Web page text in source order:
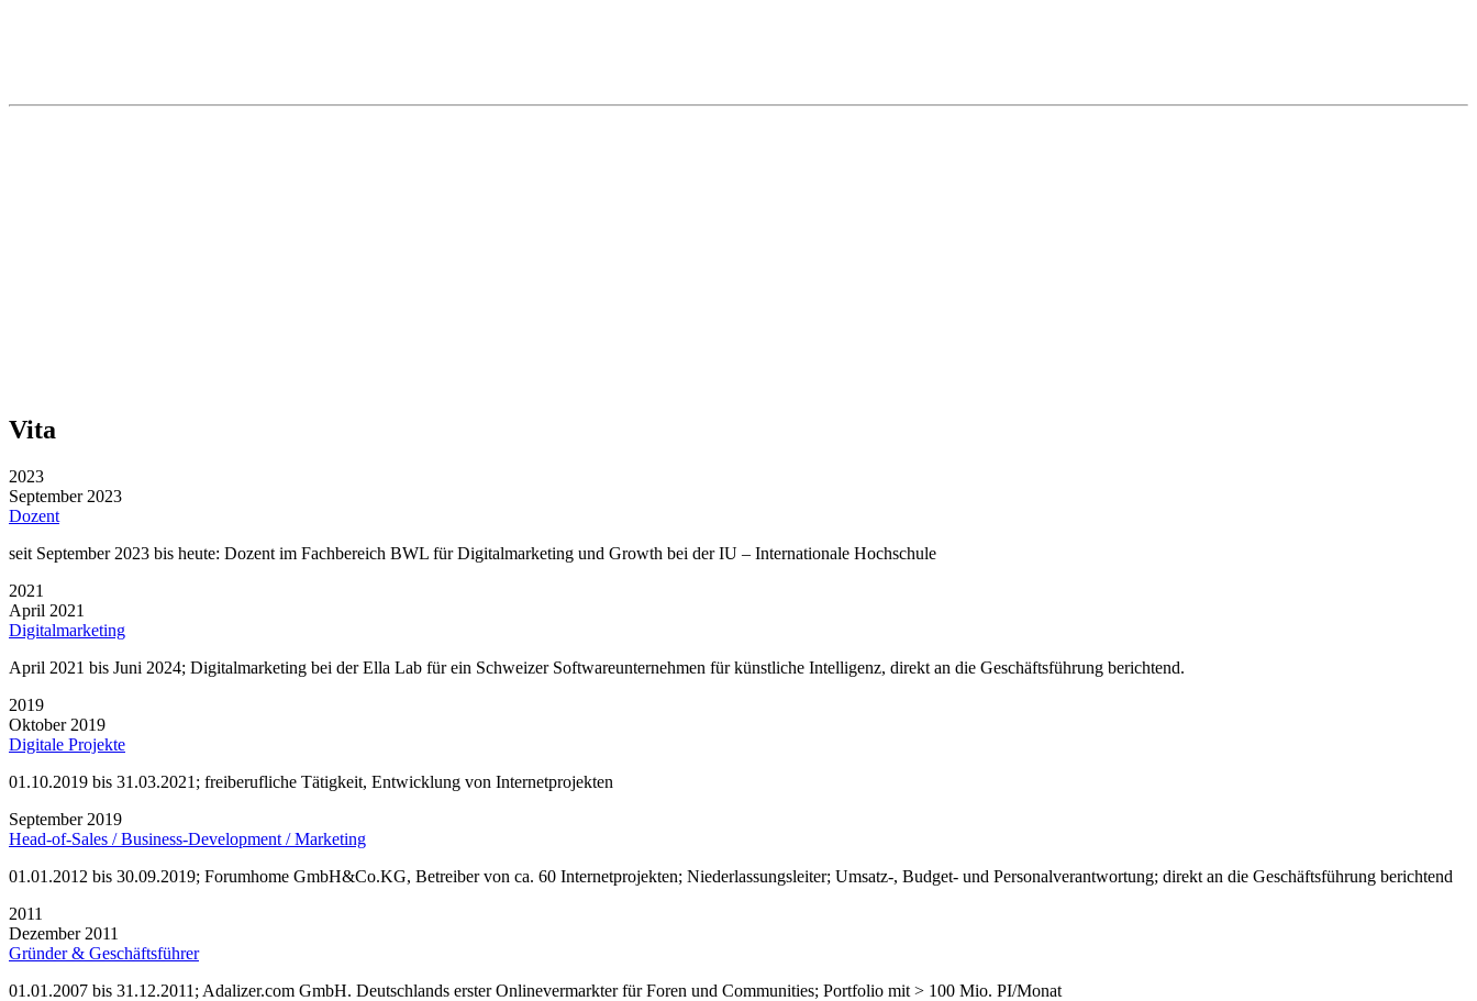
Vita
2023
September 2023
Dozent
seit September 2023 bis heute: Dozent im Fachbereich BWL für Digitalmarketing und Growth bei der IU – Internationale Hochschule
2021
April 2021
Digitalmarketing
April 2021 bis Juni 2024; Digitalmarketing bei der Ella Lab für ein Schweizer Softwareunternehmen für künstliche Intelligenz, direkt an die Geschäftsführung berichtend.
2019
Oktober 2019
Digitale Projekte
01.10.2019 bis 31.03.2021; freiberufliche Tätigkeit, Entwicklung von Internetprojekten
September 2019
Head-of-Sales / Business-Development / Marketing
01.01.2012 bis 30.09.2019; Forumhome GmbH&Co.KG, Betreiber von ca. 60 Internetprojekten; Niederlassungsleiter; Umsatz-, Budget- und Personalverantwortung; direkt an die Geschäftsführung berichtend
2011
Dezember 2011
Gründer & Geschäftsführer
01.01.2007 bis 31.12.2011; Adalizer.com GmbH. Deutschlands erster Onlinevermarkter für Foren und Communities; Portfolio mit > 100 Mio. PI/Monat